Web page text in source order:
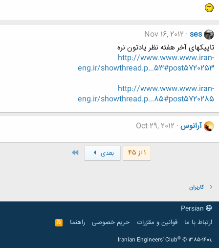
ses
Nov 16, 2012
تاپیکهای آخر هفته نظر یادتون نره
http://www.www.www.iran-
eng.ir/showthread.p...53#post5720253
http://www.www.www.iran-
eng.ir/showthread.p...85#post5720285
آرانوس Oct 29, 2012
1 از 45 بعدی
کاربران
ارتباط با ما
قوانین و مقرّرات حریم خصوصی راهنما
R
S
Iranian Engineers' Club® © 1385-1401.